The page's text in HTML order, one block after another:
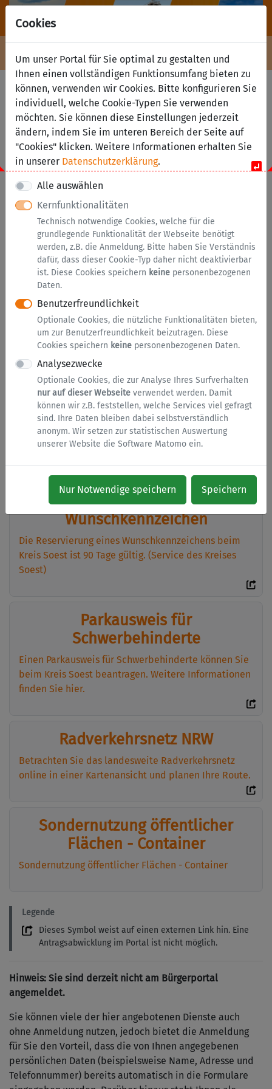
Cookies
Um unser Portal für Sie optimal zu gestalten und
Ihnen einen vollständigen Funktionsumfang bieten zu
können, verwenden wir Cookies. Bitte konfigurieren Sie
individuell, welche Cookie-Typen Sie verwenden
möchten. Sie können diese Einstellungen jederzeit
ändern, indem Sie im unteren Bereich der Seite auf
"Cookies" klicken. Weitere Informationen erhalten Sie
in unserer Datenschutzerklärung.
Alle auswählen
Kernfunktionalitäten
Technisch notwendige Cookies, welche für die
grundlegende Funktionalität der Webseite benötigt
werden, z.B. die Anmeldung. Bitte haben Sie Verständnis
dafür, dass dieser Cookie-Typ daher nicht deaktivierbar
ist. Diese Cookies speichern keine personenbezogenen
Daten.
Benutzerfreundlichkeit
Optionale Cookies, die nützliche Funktionalitäten bieten,
um zur Benutzerfreundlichkeit beizutragen. Diese
Cookies speichern keine personenbezogenen Daten.
Analysezwecke
Optionale Cookies, die zur Analyse Ihres Surfverhalten
nur auf dieser Webseite verwendet werden. Damit
können wir z.B. feststellen, welche Services viel gefragt
sind. Ihre Daten bleiben dabei selbstverständlich
anonym. Wir setzen zur statistischen Auswertung
unserer Website die Software Matomo ein.
Nur Notwendige speichern Speichern
Serviceübersicht
zurück
Services A bis Z
Mobilität
Radverkehrsnetz NRW
Wunschkennzeichen
MobiTicket online beantragen
Parkausweis für Schwerbehinderte
Abstellerlaubnis Container
MobiTicket online beantragen
MobiTicket - das Sozialticket für den Kreis Soest. Auf
werden.
Wunschkennzeichen
Die Reservierung eines Wunschkennzeichens beim
Kreis Soest ist 90 Tage gültig. (Service des Kreises
Soest)
Parkausweis für
Schwerbehinderte
Einen Parkausweis für Schwerbehinderte können Sie
beim Kreis Soest beantragen. Weitere Informationen
finden Sie hier.
Radverkehrsnetz NRW
Betrachten Sie das landesweite Radverkehrsnetz
online in einer Kartenansicht und planen Ihre Route.
Sondernutzung öffentlicher
Flächen - Container
Sondernutzung öffentlicher Flächen - Container
Legende
Dieses Symbol weist auf einen externen Link hin. Eine
Antragsabwicklung im Portal ist nicht möglich.
Hinweis: Sie sind derzeit nicht am Bürgerportal
angemeldet.
Sie können viele der hier angebotenen Dienste auch
ohne Anmeldung nutzen, jedoch bietet die Anmeldung
für Sie den Vorteil, dass die von Ihnen angegebenen
persönlichen Daten (beispielsweise Name, Adresse und
Telefonnummer) bereits automatisch in die Formulare